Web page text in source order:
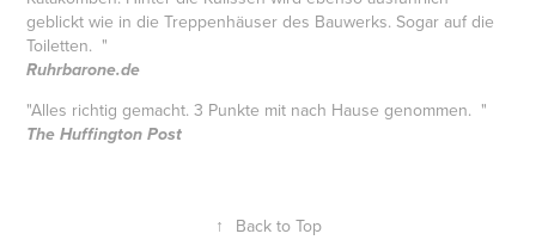
geblickt wie in die Treppenhäuser des Bauwerks. Sogar auf die
Toiletten. "
Ruhrbarone.de
"Alles richtig gemacht. 3 Punkte mit nach Hause genommen. "
The Huffington Post
↑ Back to Top